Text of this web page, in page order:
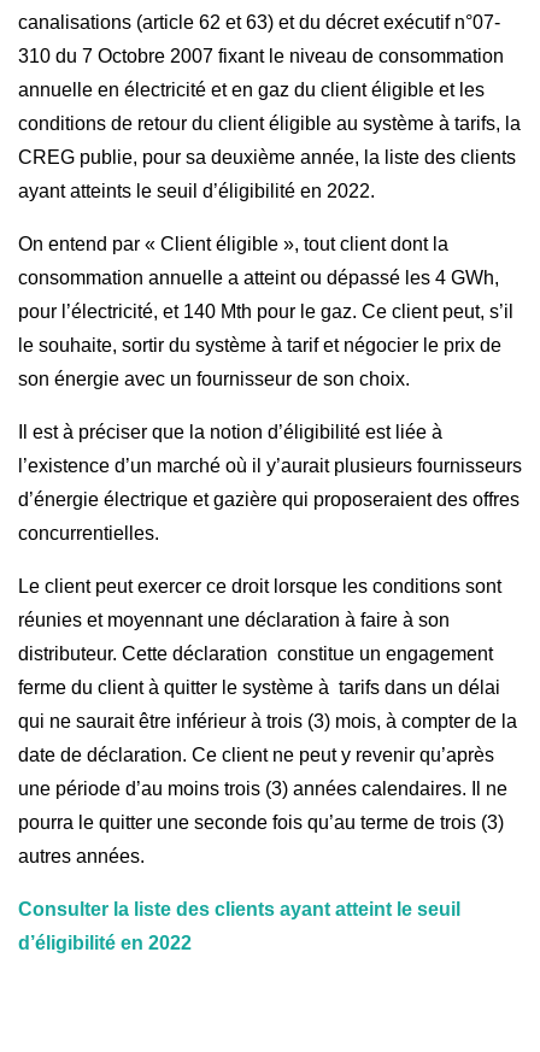
canalisations (article 62 et 63) et du décret exécutif n°07-
310 du 7 Octobre 2007 fixant le niveau de consommation
annuelle en électricité et en gaz du client éligible et les
conditions de retour du client éligible au système à tarifs, la
CREG publie, pour sa deuxième année, la liste des clients
ayant atteints le seuil d’éligibilité en 2022.
On entend par « Client éligible », tout client dont la
consommation annuelle a atteint ou dépassé les 4 GWh,
pour l’électricité, et 140 Mth pour le gaz. Ce client peut, s’il
le souhaite, sortir du système à tarif et négocier le prix de
son énergie avec un fournisseur de son choix.
Il est à préciser que la notion d’éligibilité est liée à
l’existence d’un marché où il y’aurait plusieurs fournisseurs
d’énergie électrique et gazière qui proposeraient des offres
concurrentielles.
Le client peut exercer ce droit lorsque les conditions sont
réunies et moyennant une déclaration à faire à son
distributeur. Cette déclaration constitue un engagement
ferme du client à quitter le système à tarifs dans un délai
qui ne saurait être inférieur à trois (3) mois, à compter de la
date de déclaration. Ce client ne peut y revenir qu’après
une période d’au moins trois (3) années calendaires. Il ne
pourra le quitter une seconde fois qu’au terme de trois (3)
autres années.
Consulter la liste des clients ayant atteint le seuil
d’éligibilité en 2022